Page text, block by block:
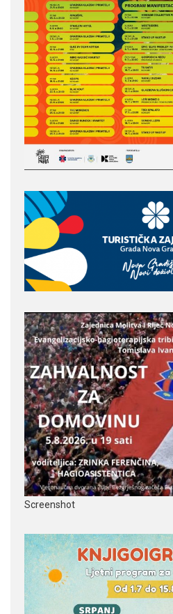
Screenshot